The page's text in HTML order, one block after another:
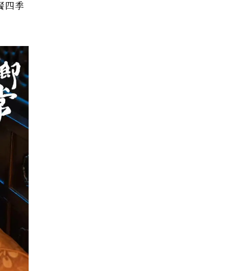
四季